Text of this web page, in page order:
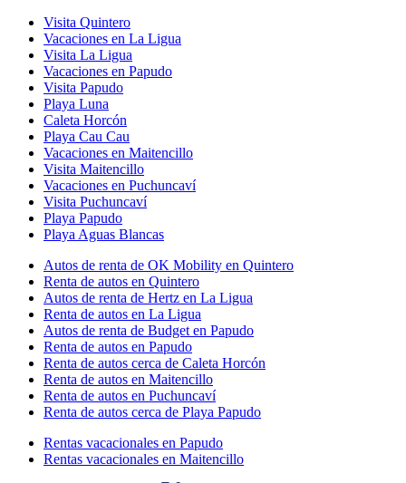
Visita Quintero
Vacaciones en La Ligua
Visita La Ligua
Vacaciones en Papudo
Visita Papudo
Playa Luna
Caleta Horcón
Playa Cau Cau
Vacaciones en Maitencillo
Visita Maitencillo
Vacaciones en Puchuncaví
Visita Puchuncaví
Playa Papudo
Playa Aguas Blancas
Autos de renta de OK Mobility en Quintero
Renta de autos en Quintero
Autos de renta de Hertz en La Ligua
Renta de autos en La Ligua
Autos de renta de Budget en Papudo
Renta de autos en Papudo
Renta de autos cerca de Caleta Horcón
Renta de autos en Maitencillo
Renta de autos en Puchuncaví
Renta de autos cerca de Playa Papudo
Rentas vacacionales en Papudo
Rentas vacacionales en Maitencillo